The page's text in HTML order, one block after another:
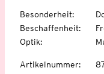
Besonderheit:
Beschaffenheit:
Optik:
Artikelnummer: